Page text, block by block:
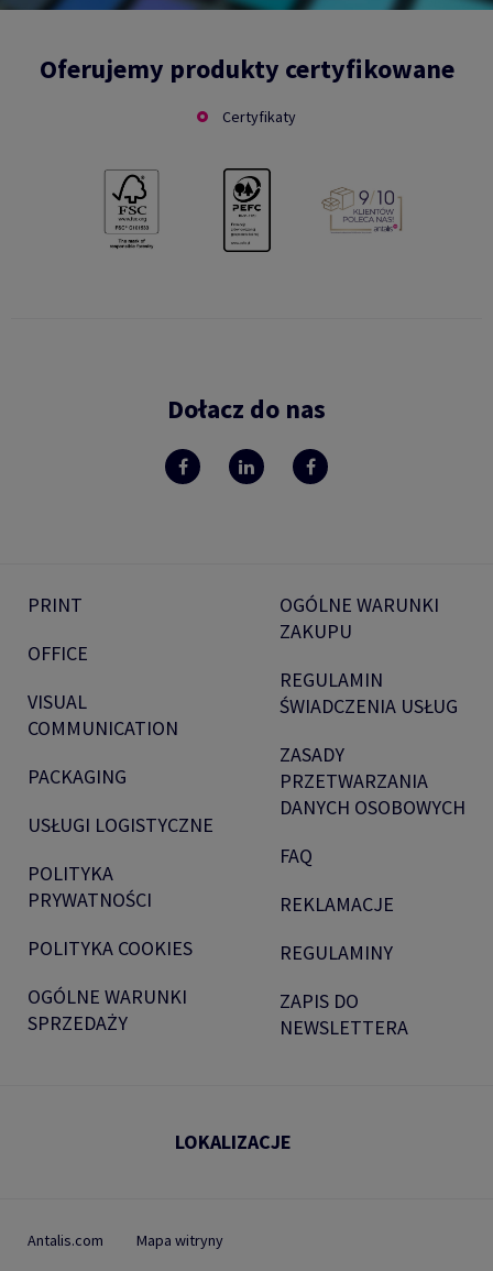
Oferujemy produkty certyfikowane
Certyfikaty
Dołacz do nas
PRINT
OFFICE
VISUAL
COMMUNICATION
PACKAGING
USŁUGI LOGISTYCZNE
POLITYKA
PRYWATNOŚCI
POLITYKA COOKIES
OGÓLNE WARUNKI
SPRZEDAŻY
OGÓLNE WARUNKI
ZAKUPU
REGULAMIN
ŚWIADCZENIA USŁUG
ZASADY
PRZETWARZANIA
DANYCH OSOBOWYCH
FAQ
REKLAMACJE
REGULAMINY
ZAPIS DO
NEWSLETTERA
LOKALIZACJE
Antalis.com
Mapa witryny